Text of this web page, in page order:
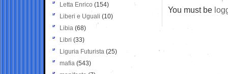
You must be
Letta Enrico (154)
Liberi e Uguali (10)
Libia (68)
Libri (33)
Liguria Futurista (25)
mafia (543)